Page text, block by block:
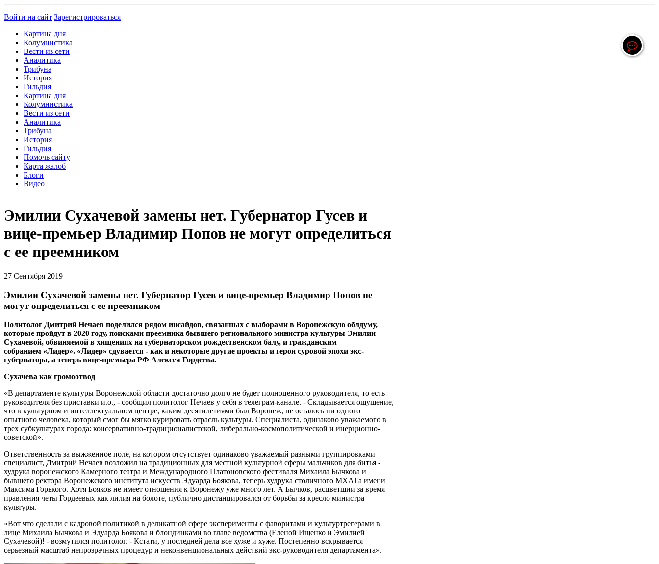
Войти на сайт Зарегистрироваться
Картина дня
Колумнистика
Вести из сети
Аналитика
Трибуна
История
Гильдия
Картина дня
Колумнистика
Вести из сети
Аналитика
Трибуна
История
Гильдия
Помочь сайту
Карта жалоб
Блоги
Видео
Эмилии Сухачевой замены нет. Губернатор Гусев и
вице-премьер Владимир Попов не могут определиться
с ее преемником
27 Сентября 2019
Эмилии Сухачевой замены нет. Губернатор Гусев и вице-премьер Владимир Попов не
могут определиться с ее преемником
Политолог Дмитрий Нечаев поделился рядом инсайдов, связанных с выборами в Воронежскую облдуму,
которые пройдут в 2020 году, поисками преемника бывшего регионального министра культуры Эмилии
Сухачевой, обвиняемой в хищениях на губернаторском рождественском балу, и гражданским
собранием «Лидер». «Лидер» сдувается - как и некоторые другие проекты и герои суровой эпохи экс-
губернатора, а теперь вице-премьера РФ Алексея Гордеева.
Сухачева как громоотвод
«В департаменте культуры Воронежской области достаточно долго не будет полноценного руководителя, то есть
руководителя без приставки и.о., - сообщил политолог Нечаев у себя в телеграм-канале. - Складывается ощущение,
что в культурном и интеллектуальном центре, каким десятилетиями был Воронеж, не осталось ни одного
опытного человека, который смог бы мягко курировать отрасль культуры. Специалиста, одинаково уважаемого в
трех субкультурах города: консервативно-традиционалистской, либерально-космополитической и инерционно-
советской».
Ответственность за выжженное поле, на котором отсутствует одинаково уважаемый разными группировками
специалист, Дмитрий Нечаев возложил на традиционных для местной культурной сферы мальчиков для битья -
худрука воронежского Камерного театра и Международного Платоновского фестиваля Михаила Бычкова и
бывшего ректора Воронежского института искусств Эдуарда Боякова, теперь худрука столичного МХАТа имени
Максима Горького. Хотя Бояков не имеет отношения к Воронежу уже много лет. А Бычков, расцветший за время
правления четы Гордеевых как лилия на болоте, публично дистанцировался от борьбы за кресло министра
культуры.
«Вот что сделали с кадровой политикой в деликатной сфере эксперименты с фаворитами и культуртрегерами в
лице Михаила Бычкова и Эдуарда Боякова и блондинками во главе ведомства (Еленой Ищенко и Эмилией
Сухачевой)! - возмутился политолог. - Кстати, у последней дела все хуже и хуже. Постепенно вскрывается
серьезный масштаб непрозрачных процедур и неконвенциональных действий экс-руководителя департамента».